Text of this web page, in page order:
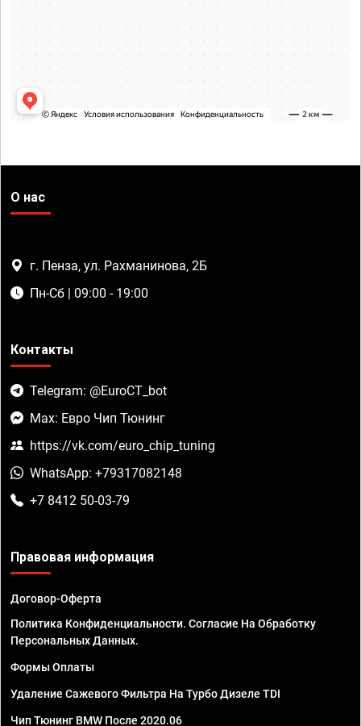
О нас
г. Пенза, ул. Рахманинова, 2Б
Пн-Сб | 09:00 - 19:00
Контакты
Telegram: @EuroCT_bot
Max: Евро Чип Тюнинг
https://vk.com/euro_chip_tuning
WhatsApp: +79317082148
+7 8412 50-03-79
Правовая информация
Договор-Оферта
Политика Конфиденциальности. Согласие На Обработку
Персональных Данных.
Формы Оплаты
Удаление Сажевого Фильтра На Турбо Дизеле TDI
Чип Тюнинг BMW После 2020.06